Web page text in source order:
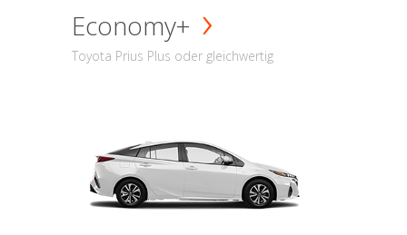
Economy+
Toyota Prius Plus oder gleichwertig